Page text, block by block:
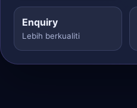
Enquiry
Lebih berkualiti